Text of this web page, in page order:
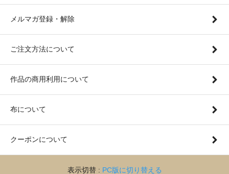
メルマガ登録・解除
ご注文方法について
作品の商用利用について
布について
クーポンについて
表示切替 : PC版に切り替える